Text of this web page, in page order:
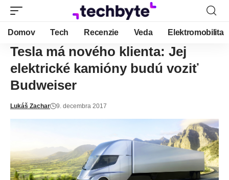
Domov Tech Recenzie Veda Elektromobilita
Tesla má nového klienta: Jej
elektrické kamióny budú voziť
Budweiser
Lukáš Zachar 9. decembra 2017